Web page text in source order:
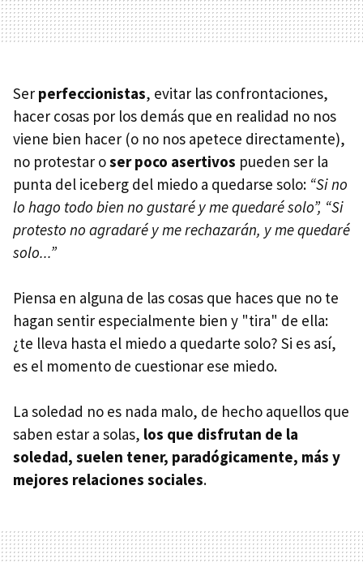
Ser perfeccionistas, evitar las confrontaciones,
hacer cosas por los demás que en realidad no nos
viene bien hacer (o no nos apetece directamente),
no protestar oser poco asertivos pueden ser la
punta del iceberg del miedo a quedarse solo: “Si no
lo hago todo bien no gustaré y me quedaré solo”, “Si
protesto no agradaré y me rechazarán, y me quedaré
solo...”
Piensa en alguna de las cosas que haces que no te
hagan sentir especialmente bien y "tira" de ella:
¿te lleva hasta el miedo a quedarte solo? Si es así,
es el momento de cuestionar ese miedo.
La soledad no es nada malo, de hecho aquellos que
saben estar a solas, los que disfrutan de la
soledad, suelen tener, paradógicamente, más y
mejores relaciones sociales.